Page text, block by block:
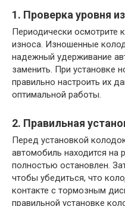
1. Проверка уровня
Периодически осмотрите
износа. Изношенные
надежный удерживание
заменить. При установке
правильно настроить их
оптимальной работы.
2. Правильная
Перед установкой
автомобиль находится на
полностью остановлен.
чтобы убедиться, что
контакте с тормозным
правильной установке